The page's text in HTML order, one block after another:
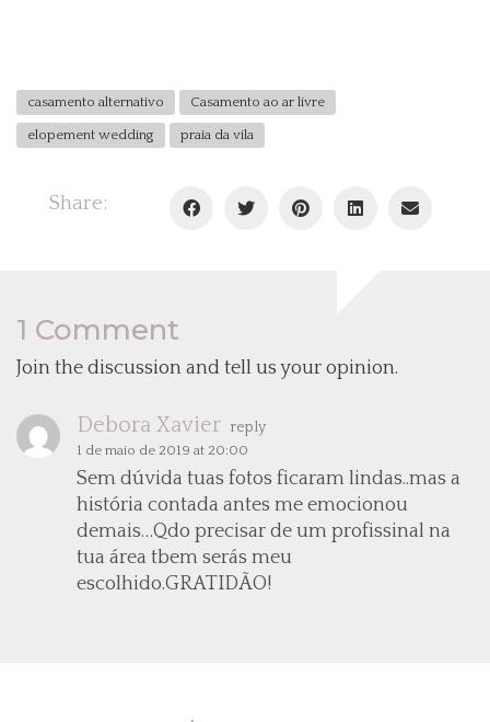
casamento alternativo Casamento ao ar livre
elopement wedding praia da vila
Share:
1 Comment
Join the discussion and tell us your opinion.
Debora Xavier reply
1 de maio de 2019 at 20:00
Sem dúvida tuas fotos ficaram lindas..mas a
história contada antes me emocionou
demais…Qdo precisar de um profissinal na
tua área tbem serás meu
escolhido.GRATIDÃO!